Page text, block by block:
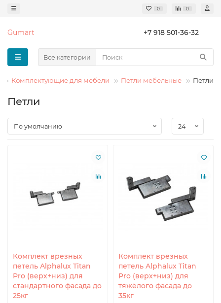
0 0
Gumart +7 918 501-36-32
Все категории
Комплектующие для мебели Петли мебельные Петли
Петли
Комплект врезных
петель Alphalux Titan
Pro (верх+низ) для
стандартного фасада до
25кг
Комплект врезных
петель Alphalux Titan
Pro (верх+низ) для
тяжёлого фасада до
35кг